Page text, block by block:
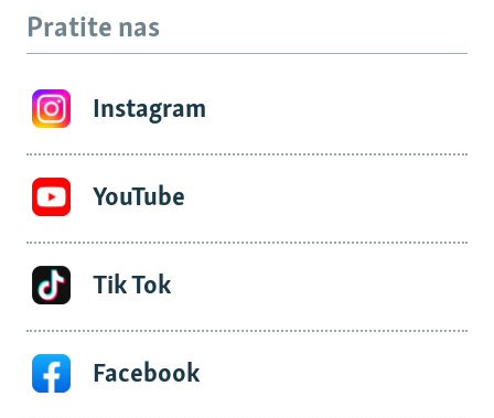
Pratite nas
Instagram
YouTube
Tik Tok
Facebook